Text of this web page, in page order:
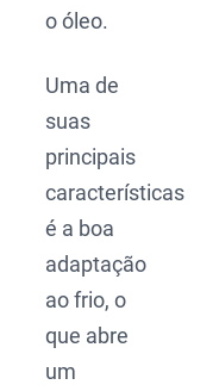
o óleo.
Uma de
suas
principais
características
é a boa
adaptação
ao frio, o
que abre
um